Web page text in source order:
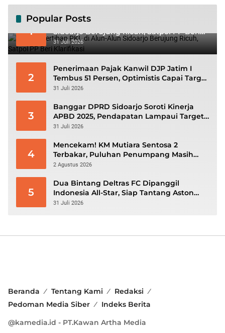
Popular Posts
1
Viral! Penertiban PKL di Alun-Alun
Sidoarjo Berujung Ricuh, Satpol PP Beri
Klarifikasi
31 Juli 2026
2
Penerimaan Pajak Kanwil DJP Jatim I
Tembus 51 Persen, Optimistis Capai Target
Rp56,3 Triliun
31 Juli 2026
3
Banggar DPRD Sidoarjo Soroti Kinerja
APBD 2025, Pendapatan Lampaui Target
dan Defisit Berbalik Jadi Surplus
31 Juli 2026
4
Mencekam! KM Mutiara Sentosa 2
Terbakar, Puluhan Penumpang Masih
Bertahan Menunggu Evakuasi
2 Agustus 2026
5
Dua Bintang Deltras FC Dipanggil
Indonesia All-Star, Siap Tantang Aston
Villa di GBK
31 Juli 2026
Beranda Tentang Kami
Redaksi
Pedoman Media Siber
Indeks Berita
@kamedia.id - PT.Kawan Artha Media